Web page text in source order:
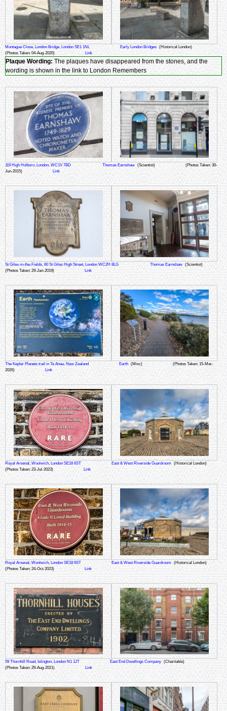
Montague Close, London Bridge, London SE1 1NL Early London Bridges (Historical London)
(Photos Taken: 04-Aug-2020)
Link
Plaque Wording: The plaques have disappeared from the stones, and the
wording is shown in the link to London Remembers
119 High Holborn, London, WC1V 7BD Thomas Earnshaw (Scientist)
(Photos Taken: 30-
Jun-2015)
Link
St Giles-in-the-Fields, 60 St Giles High Street, London WC2H 8LG Thomas Earnshaw (Scientist)
(Photos Taken: 29-Jan-2019)
Link
The Kepler Planets trail in Te Anau, New Zealand Earth (Misc)
(Photos Taken: 15-Mar-
2026)
Link
Royal Arsenal, Woolwich, London SE18 6ST East & West Riverside Guardroom (Historical London)
(Photos Taken: 23-Jul-2023)
Link
Royal Arsenal, Woolwich, London SE18 6ST East & West Riverside Guardroom (Historical London)
(Photos Taken: 24-Oct-2023)
Link
59 Thornhill Road, Islington, London N1 1JT East End Dwellings Company (Charitable)
(Photos Taken: 29-Aug-2021)
Link